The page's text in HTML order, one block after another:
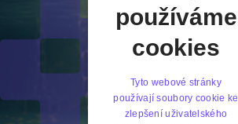
používáme
cookies
Tyto webové stránky
používají soubory cookie ke
zlepšení uživatelského